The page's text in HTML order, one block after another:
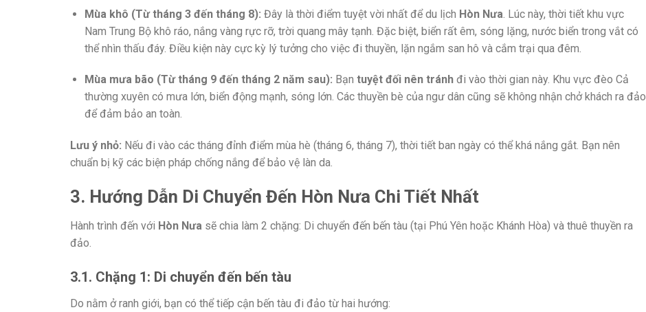
Mùa khô (Từ tháng 3 đến tháng 8): Đây là thời điểm tuyệt vời nhất để du lịch Hòn Nưa . Lúc này, thời tiết khu vực
Nam Trung Bộ khô ráo, nắng vàng rực rỡ, trời quang mây tạnh. Đặc biệt, biển rất êm, sóng lặng, nước biển trong vắt có
thể nhìn thấu đáy. Điều kiện này cực kỳ lý tưởng cho việc đi thuyền, lặn ngắm san hô và cắm trại qua đêm.
Mùa mưa bão (Từ tháng 9 đến tháng 2 năm sau): Bạn tuyệt đối nên tránhđi vào thời gian này. Khu vực đèo Cả
thường xuyên có mưa lớn, biển động mạnh, sóng lớn. Các thuyền bè của ngư dân cũng sẽ không nhận chở khách ra đảo
để đảm bảo an toàn.
Lưu ý nhỏ: Nếu đi vào các tháng đỉnh điểm mùa hè (tháng 6, tháng 7), thời tiết ban ngày có thể khá nắng gắt. Bạn nên
chuẩn bị kỹ các biện pháp chống nắng để bảo vệ làn da.
3. Hướng Dẫn Di Chuyển Đến Hòn Nưa Chi Tiết Nhất
Hành trình đến với Hòn Nưa sẽ chia làm 2 chặng: Di chuyển đến bến tàu (tại Phú Yên hoặc Khánh Hòa) và thuê thuyền ra
đảo.
3.1. Chặng 1: Di chuyển đến bến tàu
Do nằm ở ranh giới, bạn có thể tiếp cận bến tàu đi đảo từ hai hướng: